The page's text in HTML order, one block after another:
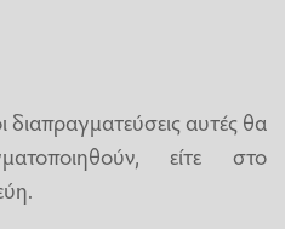
αυτές θα
είτε στο